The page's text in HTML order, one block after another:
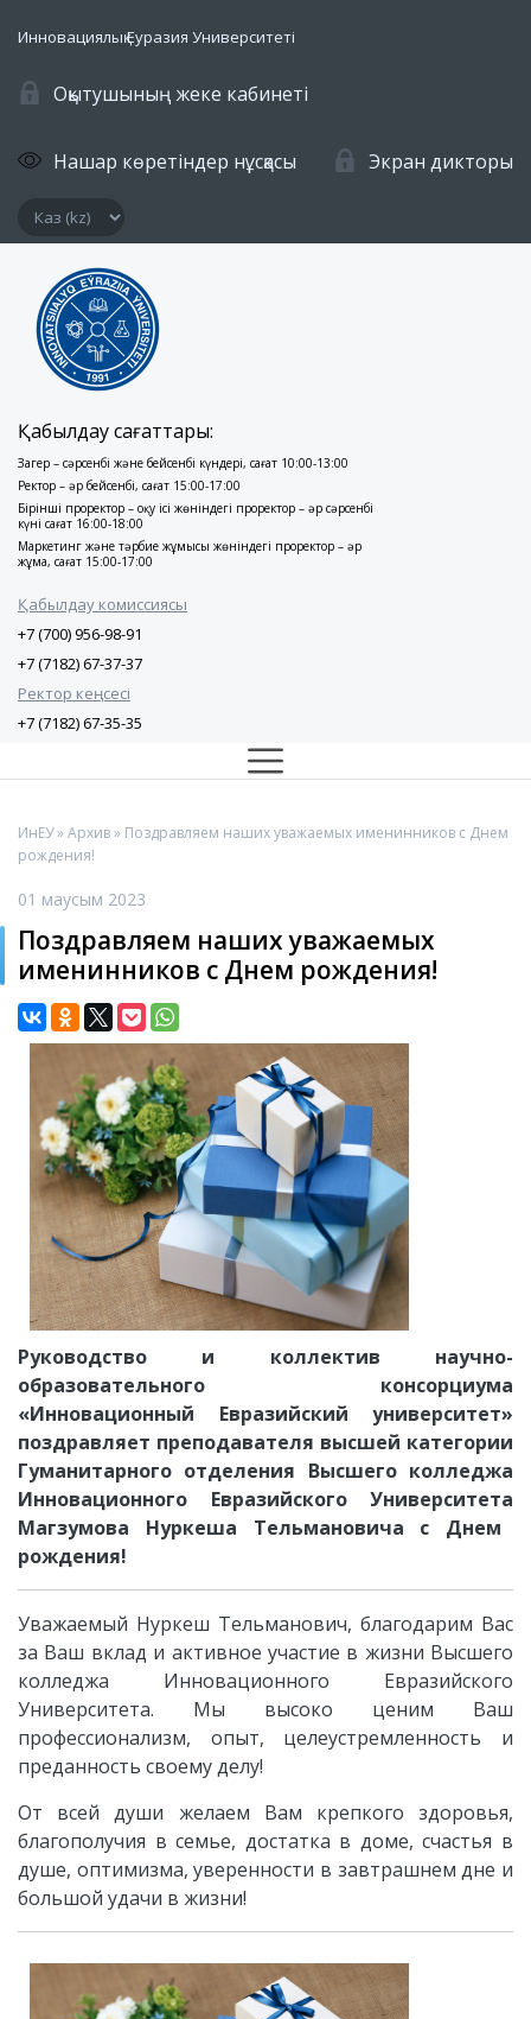
Инновациялық Еуразия Университеті
Оқытушының жеке кабинеті
Нашар көретіндер нұсқасы Экран дикторы
Қабылдау сағаттары:
Заңгер – сәрсенбі және бейсенбі күндері, сағат 10:00-13:00
Ректор – әр бейсенбі, сағат 15:00-17:00
Бірінші проректор – оқу ісі жөніндегі проректор – әр сәрсенбі
күні сағат 16:00-18:00
Маркетинг және тәрбие жұмысы жөніндегі проректор – әр
жұма, сағат 15:00-17:00
Қабылдау комиссиясы
+7 (700) 956-98-91
+7 (7182) 67-37-37
Ректор кеңсесі
+7 (7182) 67-35-35
ИнЕУ»Архив» Поздравляем наших уважаемых именинников с Днем
рождения!
01 маусым 2023
Поздравляем наших уважаемых
именинников с Днем рождения!
Руководство и коллектив научно-
образовательного консорциума
«Инновационный Евразийский университет»
поздравляет преподавателя высшей категории
Гуманитарного отделения Высшего колледжа
Инновационного Евразийского Университета
Магзумова Нуркеша Тельмановича
с Днем
рождения!
Уважаемый Нуркеш Тельманович, благодарим Вас
за Ваш вклад и активное участие в жизни Высшего
колледжа Инновационного Евразийского
Университета. Мы высоко ценим Ваш
профессионализм, опыт, целеустремленность и
преданность своему делу!
От всей души желаем Вам крепкого здоровья,
благополучия в семье, достатка в доме, счастья в
душе, оптимизма, уверенности в завтрашнем дне и
большой удачи в жизни!